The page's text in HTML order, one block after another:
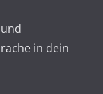
in dein